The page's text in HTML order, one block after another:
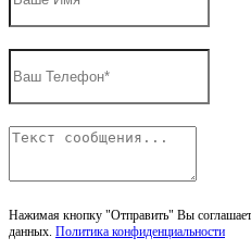
Нажимая кнопку "Отправить" Вы
данных. Политика конфиденциальности